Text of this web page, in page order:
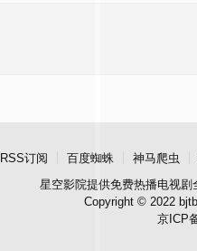
RSS订阅 百度蜘蛛 神马爬虫
星空影院提供免费热播电视剧
Copyright © 2022
京ICP